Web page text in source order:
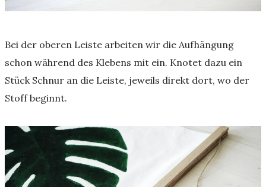
Bei der oberen Leiste arbeiten wir die Aufhängung
schon während des Klebens mit ein. Knotet dazu ein
Stück Schnur an die Leiste, jeweils direkt dort, wo der
Stoff beginnt.